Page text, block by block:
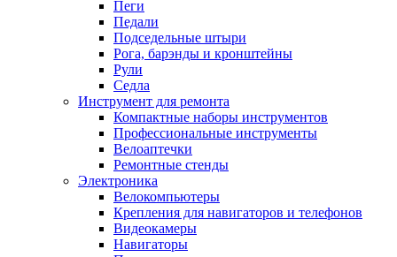
Пеги
Педали
Подседельные штыри
Рога, барэнды и кронштейны
Рули
Седла
Инструмент для ремонта
Компактные наборы инструментов
Профессиональные инструменты
Велоаптечки
Ремонтные стенды
Электроника
Велокомпьютеры
Крепления для навигаторов и телефонов
Видеокамеры
Навигаторы